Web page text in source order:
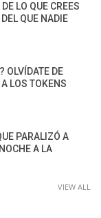
LO QUE CREES
QUE NADIE
OLVÍDATE DE
LOS TOKENS
PARALIZÓ A
A LA
VIEW ALL